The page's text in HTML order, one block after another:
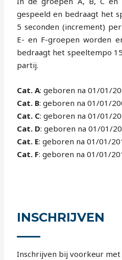
gespeeld en bedraagt het
5 seconden (increment)
E- en F-groepen worden
bedraagt het speeltempo
partij.
Cat. A: geboren na 01/01/
Cat. B: geboren na 01/01/
Cat. C: geboren na 01/01/
Cat. D: geboren na 01/01/
Cat. E: geboren na 01/01/
Cat. F: geboren na 01/01/
INSCHRIJVEN
Inschrijven bij voorkeur